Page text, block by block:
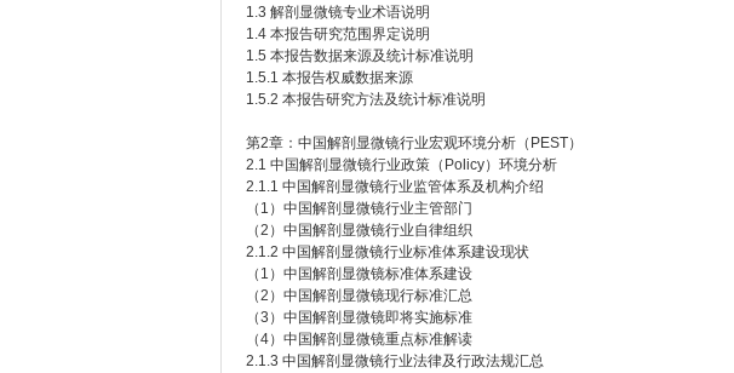
1.3 解剖显微镜专业术语说明
1.4 本报告研究范围界定说明
1.5 本报告数据来源及统计标准说明
1.5.1 本报告权威数据来源
1.5.2 本报告研究方法及统计标准说明
第2章：中国解剖显微镜行业宏观环境分析（PEST）
2.1 中国解剖显微镜行业政策（Policy）环境分析
2.1.1 中国解剖显微镜行业监管体系及机构介绍
（1）中国解剖显微镜行业主管部门
（2）中国解剖显微镜行业自律组织
2.1.2 中国解剖显微镜行业标准体系建设现状
（1）中国解剖显微镜标准体系建设
（2）中国解剖显微镜现行标准汇总
（3）中国解剖显微镜即将实施标准
（4）中国解剖显微镜重点标准解读
2.1.3 中国解剖显微镜行业法律及行政法规汇总